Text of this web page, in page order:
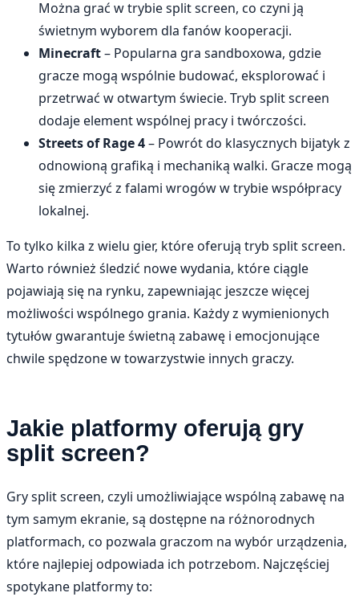
Można grać w trybie split screen, co czyni ją
świetnym wyborem dla fanów kooperacji.
Minecraft– Popularna gra sandboxowa, gdzie
gracze mogą wspólnie budować, eksplorować i
przetrwać w otwartym świecie. Tryb split screen
dodaje element wspólnej pracy i twórczości.
Streets of Rage 4– Powrót do klasycznych bijatyk z
odnowioną grafiką i mechaniką walki. Gracze mogą
się zmierzyć z falami wrogów w trybie współpracy
lokalnej.
To tylko kilka z wielu gier, które oferują tryb split screen.
Warto również śledzić nowe wydania, które ciągle
pojawiają się na rynku, zapewniając jeszcze więcej
możliwości wspólnego grania. Każdy z wymienionych
tytułów gwarantuje świetną zabawę i emocjonujące
chwile spędzone w towarzystwie innych graczy.
Jakie platformy oferują gry
split screen?
Gry split screen, czyli umożliwiające wspólną zabawę na
tym samym ekranie, są dostępne na różnorodnych
platformach, co pozwala graczom na wybór urządzenia,
które najlepiej odpowiada ich potrzebom. Najczęściej
spotykane platformy to: